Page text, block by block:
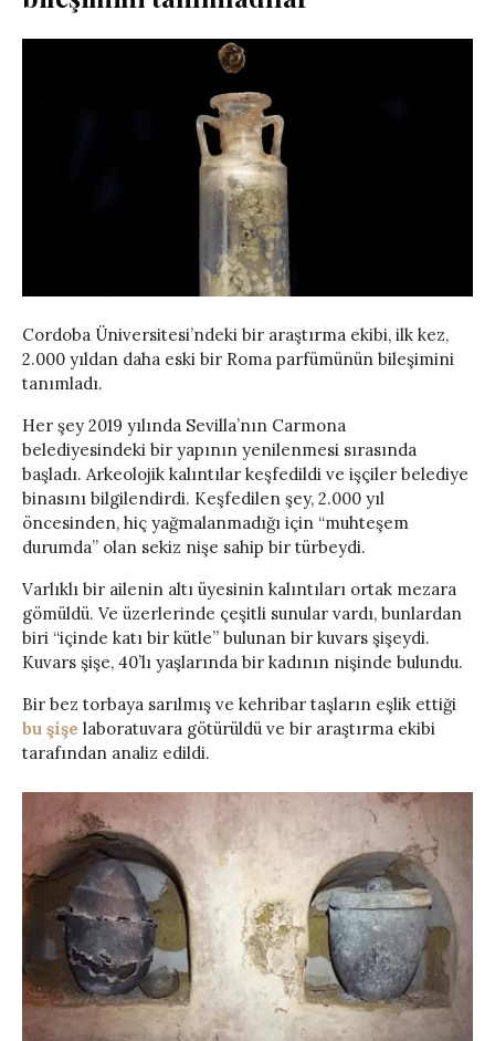
Cordoba Üniversitesi’ndeki bir araştırma ekibi, ilk kez,
2.000 yıldan daha eski bir Roma parfümünün bileşimini
tanımladı.
Her şey 2019 yılında Sevilla’nın Carmona
belediyesindeki bir yapının yenilenmesi sırasında
başladı. Arkeolojik kalıntılar keşfedildi ve işçiler belediye
binasını bilgilendirdi. Keşfedilen şey, 2.000 yıl
öncesinden, hiç yağmalanmadığı için “muhteşem
durumda” olan sekiz nişe sahip bir türbeydi.
Varlıklı bir ailenin altı üyesinin kalıntıları ortak mezara
gömüldü. Ve üzerlerinde çeşitli sunular vardı, bunlardan
biri “içinde katı bir kütle” bulunan bir kuvars şişeydi.
Kuvars şişe, 40’lı yaşlarında bir kadının nişinde bulundu.
Bir bez torbaya sarılmış ve kehribar taşların eşlik ettiği
bu şişe laboratuvara götürüldü ve bir araştırma ekibi
tarafından analiz edildi.